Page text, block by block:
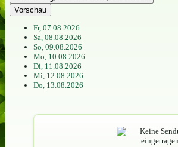
Vorschau
Fr, 07.08.2026
Sa, 08.08.2026
So, 09.08.2026
Mo, 10.08.2026
Di, 11.08.2026
Mi, 12.08.2026
Do, 13.08.2026